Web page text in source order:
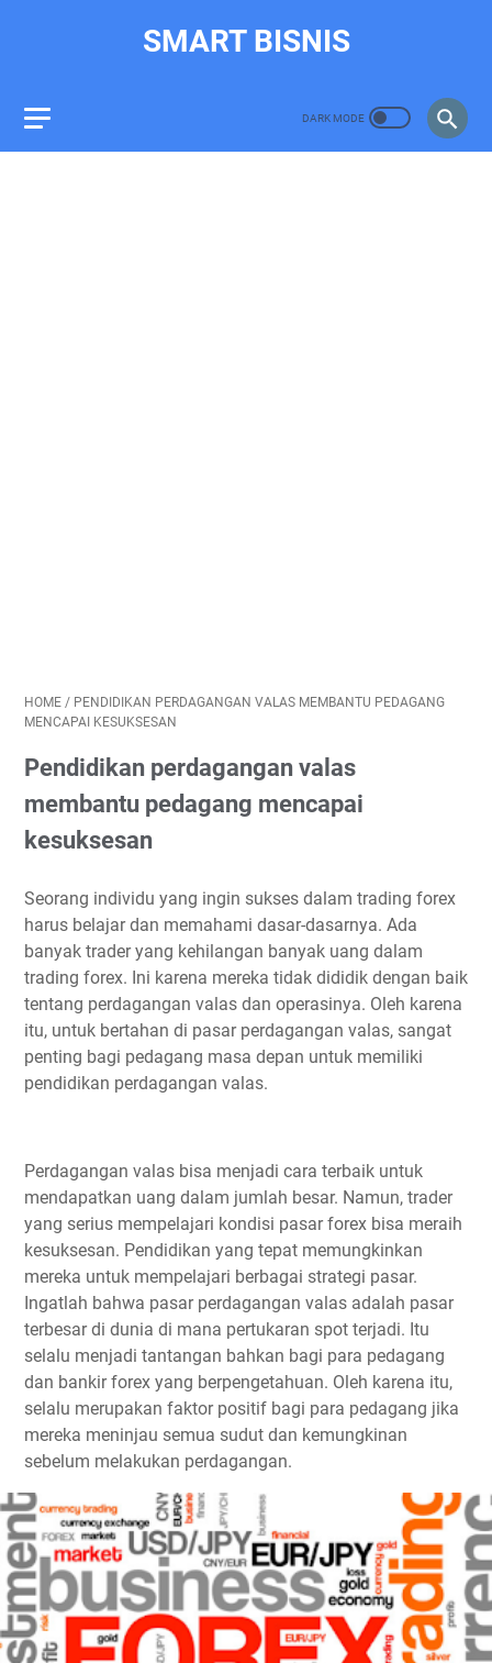
SMART BISNIS
HOME / PENDIDIKAN PERDAGANGAN VALAS MEMBANTU PEDAGANG
MENCAPAI KESUKSESAN
Pendidikan perdagangan valas
membantu pedagang mencapai
kesuksesan
Seorang individu yang ingin sukses dalam trading forex
harus belajar dan memahami dasar-dasarnya. Ada
banyak trader yang kehilangan banyak uang dalam
trading forex. Ini karena mereka tidak dididik dengan baik
tentang perdagangan valas dan operasinya. Oleh karena
itu, untuk bertahan di pasar perdagangan valas, sangat
penting bagi pedagang masa depan untuk memiliki
pendidikan perdagangan valas.
Perdagangan valas bisa menjadi cara terbaik untuk
mendapatkan uang dalam jumlah besar. Namun, trader
yang serius mempelajari kondisi pasar forex bisa meraih
kesuksesan. Pendidikan yang tepat memungkinkan
mereka untuk mempelajari berbagai strategi pasar.
Ingatlah bahwa pasar perdagangan valas adalah pasar
terbesar di dunia di mana pertukaran spot terjadi. Itu
selalu menjadi tantangan bahkan bagi para pedagang
dan bankir forex yang berpengetahuan. Oleh karena itu,
selalu merupakan faktor positif bagi para pedagang jika
mereka meninjau semua sudut dan kemungkinan
sebelum melakukan perdagangan.